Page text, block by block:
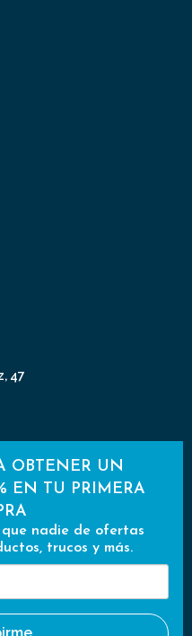
47
OBTENER UN
EN TU PRIMERA
nadie de ofertas
trucos y más.